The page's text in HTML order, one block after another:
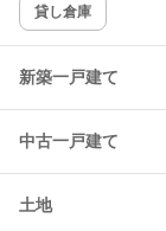
該当件数:
5
貸し倉庫
新築一戸建て
中古一戸建て
土地